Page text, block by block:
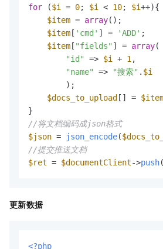
for ($i = 0; $i < 10; $i++){
$item = array();
$item [ 'cmd' ] = 'ADD' ;
$item [ "fields" ] = array(
"id"
=> $i + 1,
"name"
=> "搜索" . $i
        );
$docs_to_upload [] =
//将文档编码成json格式
$json = json_encode(
//提交推送文档
$ret = $documentClient->push(
更新数据
<?php